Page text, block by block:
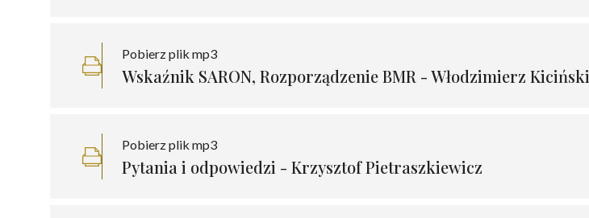
Pobierz plik mp3
Wskaźnik SARON, Rozporządzenie BMR - Włodzimierz Kiciński
Pobierz plik mp3
Pytania i odpowiedzi - Krzysztof Pietraszkiewicz